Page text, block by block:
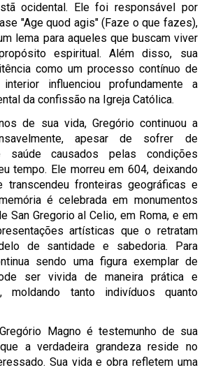
ocidental. Ele foi responsável por
"Age quod agis" (Faze o que fazes),
lema para aqueles que buscam viver
espiritual. Além disso, sua
como um processo contínuo de
interior influenciou profundamente a
da confissão na Igreja Católica.
de sua vida, Gregório continuou a
apesar de sofrer de
saúde causados pelas condições
tempo. Ele morreu em 604, deixando
transcendeu fronteiras geográficas e
é celebrada em monumentos
San Gregorio al Celio, em Roma, e em
artísticas que o retratam
de santidade e sabedoria. Para
sendo uma figura exemplar de
ser vivida de maneira prática e
moldando tanto indivíduos quanto
Magno é testemunho de sua
a verdadeira grandeza reside no
Sua vida e obra refletem uma